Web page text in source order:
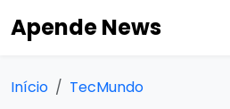
Apende News
Início TecMundo